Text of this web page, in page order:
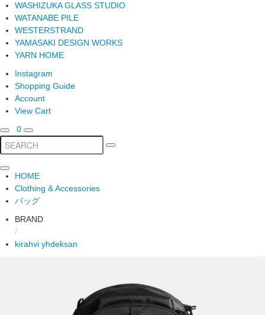
WASHIZUKA GLASS STUDIO
WATANABE PILE
WESTERSTRAND
YAMASAKI DESIGN WORKS
YARN HOME
Instagram
Shopping Guide
Account
View Cart
0
HOME
Clothing & Accessories
バッグ
BRAND
/
kirahvi yhdeksan